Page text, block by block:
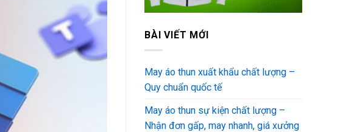
BÀI VIẾT MỚI
May áo thun xuất khẩu chất lượng –
Quy chuẩn quốc tế
May áo thun sự kiện chất lượng –
Nhận đơn gấp, may nhanh, giá xưởng